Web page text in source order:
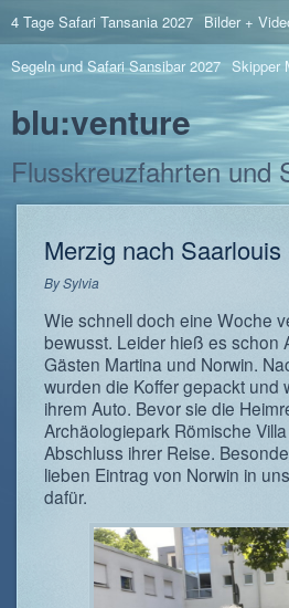
4 Tage Safari Tansania 2027 Bilder +
Segeln und Safari Sansibar 2027 Skipper
blu:venture
Flusskreuzfahrten und
Merzig nach Saarlouis
BySylvia
Wie schnell doch eine Woche
bewusst. Leider hieß es schon
Gästen Martina und Norwin.
wurden die Koffer gepackt und
ihrem Auto. Bevor sie die
Archäologiepark Römische
Abschluss ihrer Reise.
lieben Eintrag von Norwin in
dafür.